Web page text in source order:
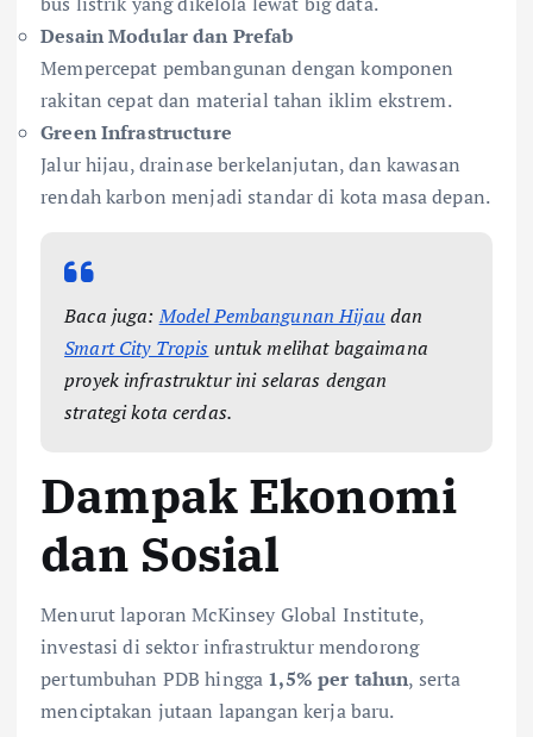
Desain Modular dan Prefab
Mempercepat pembangunan dengan komponen
rakitan cepat dan material tahan iklim ekstrem.
Green Infrastructure
Jalur hijau, drainase berkelanjutan, dan kawasan
rendah karbon menjadi standar di kota masa depan.
Baca juga:Model Pembangunan Hijau dan
Smart City Tropis untuk melihat bagaimana
proyek infrastruktur ini selaras dengan
strategi kota cerdas.
Dampak Ekonomi
dan Sosial
Menurut laporan McKinsey Global Institute,
investasi di sektor infrastruktur mendorong
pertumbuhan PDB hingga 1,5% per tahun, serta
menciptakan jutaan lapangan kerja baru.